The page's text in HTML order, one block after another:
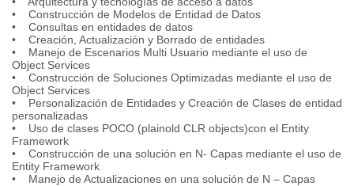
• Construcción de Modelos de Entidad de Datos
• Consultas en entidades de datos
• Creación, Actualización y Borrado de entidades
• Manejo de Escenarios Multi Usuario mediante el uso de
Object Services
• Construcción de Soluciones Optimizadas mediante el uso de
Object Services
• Personalización de Entidades y Creación de Clases de entidad
personalizadas
• Uso de clases POCO (plainold CLR objects)con el Entity
Framework
• Construcción de una solución en N- Capas mediante el uso de
Entity Framework
• Manejo de Actualizaciones en una solución de N – Capas